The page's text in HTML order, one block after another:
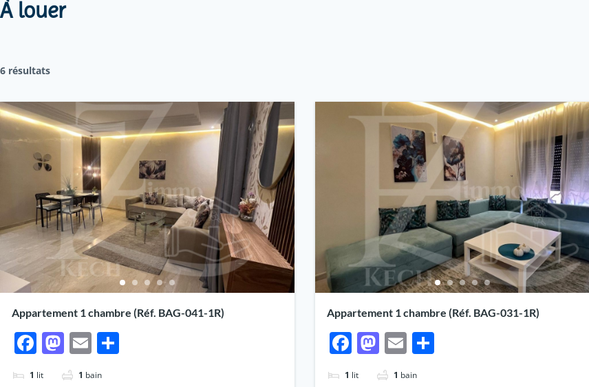
À louer
6 résultats
Appartement 1 chambre (Réf. BAG-041-1R)
Facebook
Mastodon
Email
1 lit 1 bain
Appartement 1 chambre (Réf. BAG-031-1R)
Facebook
Mastodon
Email
1 lit 1 bain